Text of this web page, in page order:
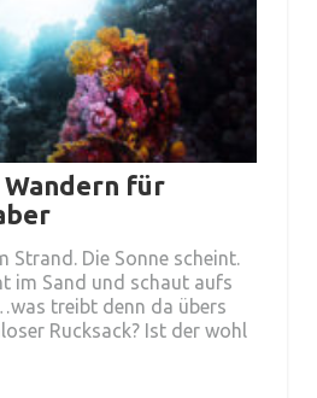
für
Strand. Die Sonne scheint.
im Sand und schaut aufs
treibt denn da übers
Rucksack? Ist der wohl